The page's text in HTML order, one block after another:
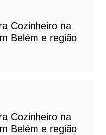
Cozinheiro na
Belém e região
Cozinheiro na
Belém e região